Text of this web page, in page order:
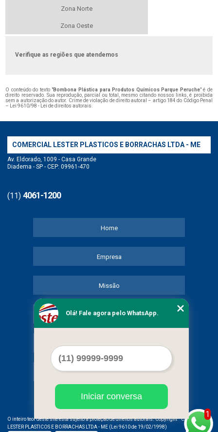
Zona Norte
Zona Oeste
Verifique as regiões que atendemos
O conteúdo do texto "Bombona Plástica para Produtos Químicos Parque Peruche" é de
direito reservado. Sua reprodução, parcial ou total, mesmo citando nossos links, é proibida
sem a autorização do autor. Crime de violação de direito autoral – artigo 184 do Código Penal
–
Lei 9610/98 - Lei de direitos autorais
COMERCIAL LESTER PLASTICOS E BORRACHAS LTDA - ME
Av. Eldorado, 1009 - Casa Grande
Diadema - SP - CEP: 09961-470
(11) 4061-1200
Home
Empresa
Missão
Serviços
Mapa do site
O inteiro teor deste site está sujeito à proteção de direitos autorais. Copyright COMERCIAL
LESTER PLASTICOS E BORRACHAS LTDA - ME (Lei 9610 de 19/02/1998)
1
Olá! Fale agora pelo WhatsApp.
Iniciar conversa